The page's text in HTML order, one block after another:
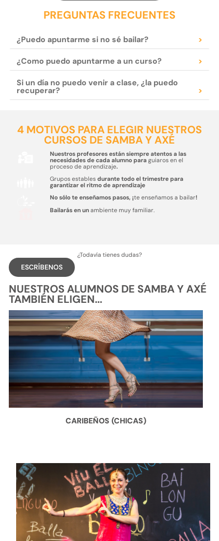
PREGUNTAS FRECUENTES
¿Puedo apuntarme si no sé bailar? >
¿Como puedo apuntarme a un curso? >
Si un día no puedo venir a clase, ¿la puedo
recuperar? >
4 MOTIVOS PARA ELEGIR NUESTROS
CURSOS DE SAMBA Y AXÉ
Nuestros profesores están siempre atentos a las
necesidades de cada alumno paraguiaros en el
proceso de aprendizaje.
Grupos establesdurante todo el trimestre para
garantizar el ritmo de aprendizaje
No sólo te enseñamos pasos, ¡te enseñamos a bailar!
Bailarás en unambiente muy familiar.
¿Todavía tienes dudas?
ESCRÍBENOS
NUESTROS ALUMNOS DE SAMBA Y AXÉ
TAMBIÉN ELIGEN...
CARIBEÑOS (CHICAS)